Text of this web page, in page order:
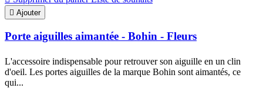
 Ajouter
Porte aiguilles aimantée - Bohin - Fleurs
L'accessoire indispensable pour retrouver son aiguille en un clin
d'oeil. Les portes aiguilles de la marque Bohin sont aimantés, ce
qui...